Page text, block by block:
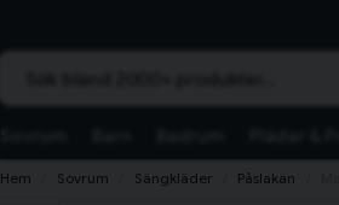
Hem Sovrum Sängkläder Påslakan